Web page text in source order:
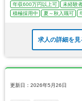
年収600万円以上可 未経験
積極採用中
夏～秋入職可
求人の詳細を見
更新日：2026年5月26日